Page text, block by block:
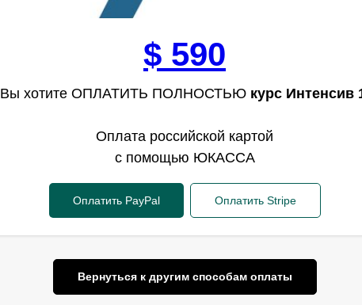
$ 590
Вы хотите ОПЛАТИТЬ ПОЛНОСТЬЮ курс Интенсив
Оплата российской картой
с помощью ЮКАССА
Оплатить PayPal Оплатить Stripe
Вернуться к другим способам оплаты